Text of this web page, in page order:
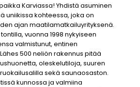
Karviassa! Yhdistä asuminen
uniikissa kohteessa, joka on
ajan maatilamatkailuyrityksenä.
vuonna 1998 nykyiseen
valmistunut, entinen
500 neliön rakennus pitää
oleskelutiloja, suuren
sekä saunaosaston.
kunnossa ja valmiina